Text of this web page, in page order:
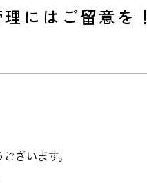
にはご留意を！
ざいます。